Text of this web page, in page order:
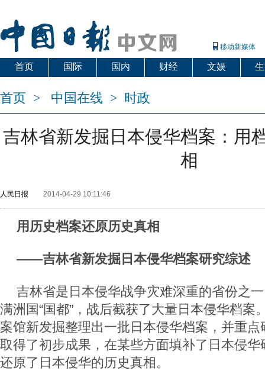
移动新媒体
首页 国际 国内 财经 文娱
首页 > 中国在线 > 时政
吉林省新发掘日本侵华档案：用
相
人民日报 2014-04-29 10:11:46
用历史档案还原历史真相
——吉林省新发掘日本侵华档案研究综述
吉林省是日本侵华战争灾难深重的省份之
满洲国“国都”，战后截获了大量日本侵华档案
案馆新发掘整理出一批日本侵华档案，并重
取得了初步成果，在某些方面填补了日本侵
还原了日本侵华的历史真相。